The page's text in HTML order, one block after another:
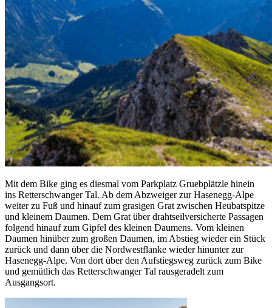
Mit dem Bike ging es diesmal vom Parkplatz Gruebplätzle hinein
ins Retterschwanger Tal. Ab dem Abzweiger zur Hasenegg-Alpe
weiter zu Fuß und hinauf zum grasigen Grat zwischen Heubatspitze
und kleinem Daumen. Dem Grat über drahtseilversicherte Passagen
folgend hinauf zum Gipfel des kleinen Daumens. Vom kleinen
Daumen hinüber zum großen Daumen, im Abstieg wieder ein Stück
zurück und dann über die Nordwestflanke wieder hinunter zur
Hasenegg-Alpe. Von dort über den Aufstiegsweg zurück zum Bike
und gemütlich das Retterschwanger Tal rausgeradelt zum
Ausgangsort.